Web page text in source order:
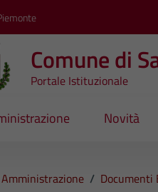
Comune di
Portale Istituzionale
Novità
Amministrazione / Documenti